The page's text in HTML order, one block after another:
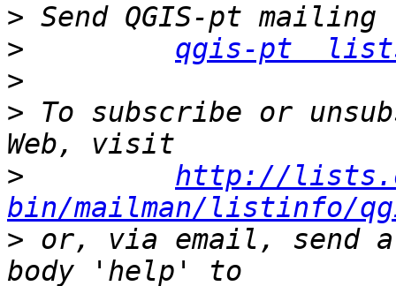
>
>
qgis-pt
>
> To subscribe or
>
http://
bin/mailman/listinfo/
> or, via email, send a